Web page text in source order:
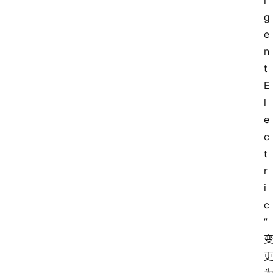
g
e
n
t
E
l
e
c
t
r
i
c
”
变
更